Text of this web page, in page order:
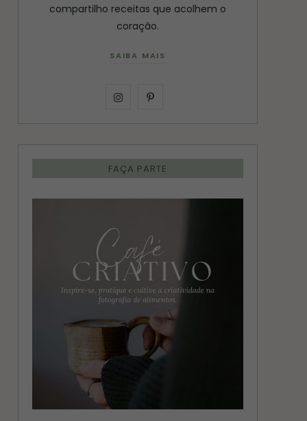
compartilho receitas que acolhem o
coração.
SAIBA MAIS
I
n
s
t
a
a
m
P
i
n
t
e
e
t
FAÇA PARTE